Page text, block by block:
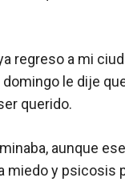
regreso a mi
le dije
querido.
aunque
miedo y psicosis